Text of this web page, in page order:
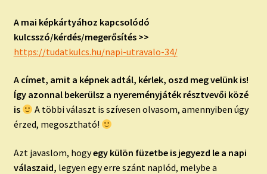
A mai képkártyához kapcsolódó
kulcsszó/kérdés/megerősítés >>
https://tudatkulcs.hu/napi-utravalo-34/
A címet, amit a képnek adtál, kérlek, oszd meg velünk is!
Így azonnal bekerülsz a nyereményjáték résztvevői közé
is
A többi választ is szívesen olvasom, amennyiben úgy
érzed, megosztható!
Azt javaslom, hogyegy külön füzetbe is jegyezd le a napi
válaszaid, legyen egy erre szánt naplód, melybe a